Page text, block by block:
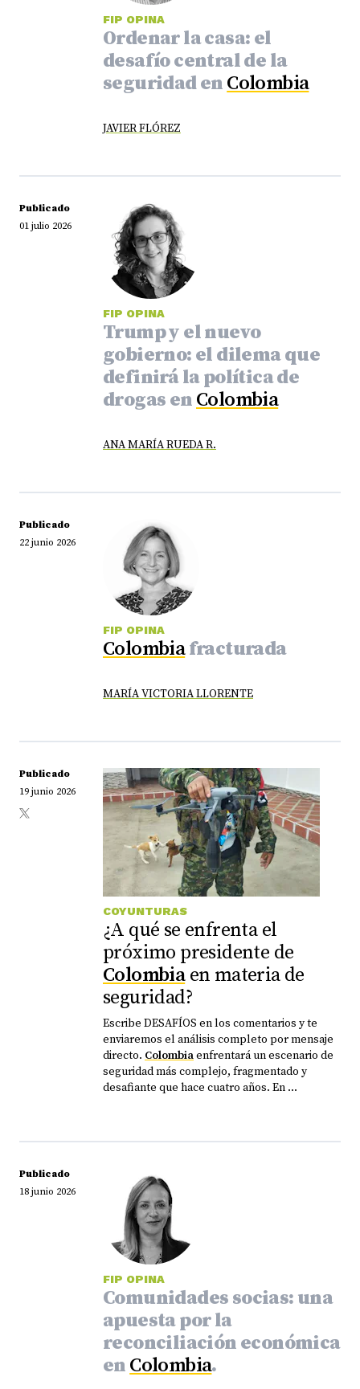
FIP OPINA
Ordenar la casa: el
desafío central de la
seguridad en Colombia
JAVIER FLÓREZ
Publicado
01 julio 2026
FIP OPINA
Trump y el nuevo
gobierno: el dilema que
definirá la política de
drogas en Colombia
ANA MARÍA RUEDA R.
Publicado
22 junio 2026
FIP OPINA
Colombiafracturada
MARÍA VICTORIA LLORENTE
Publicado
19 junio 2026
COYUNTURAS
¿A qué se enfrenta el
próximo presidente de
Colombiaen materia de
seguridad?
Escribe DESAFÍOS en los comentarios y te
enviaremos el análisis completo por mensaje
directo. Colombiaenfrentará un escenario de
seguridad más complejo, fragmentado y
desafiante que hace cuatro años. En ...
Publicado
18 junio 2026
FIP OPINA
Comunidades socias: una
apuesta por la
reconciliación económica
en Colombia.